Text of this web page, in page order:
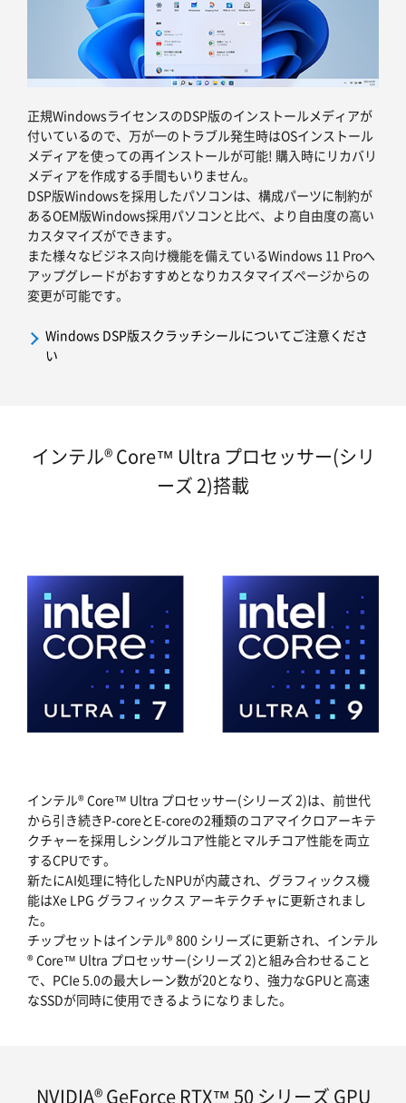
正規WindowsライセンスのDSP版のインストールメディアが
付いているので、万が一のトラブル発生時はOSインストール
メディアを使っての再インストールが可能! 購入時にリカバリ
メディアを作成する手間もいりません。
DSP版Windowsを採用したパソコンは、構成パーツに制約が
あるOEM版Windows採用パソコンと比べ、より自由度の高い
カスタマイズができます。
また様々なビジネス向け機能を備えているWindows 11 Proへ
アップグレードがおすすめとなりカスタマイズページからの
変更が可能です。
Windows DSP版スクラッチシールについてご注意くださ
い
インテル® Core™ Ultra プロセッサー(シリ
ーズ 2)搭載
インテル® Core™ Ultra プロセッサー(シリーズ 2)は、前世代
から引き続きP-coreとE-coreの2種類のコアマイクロアーキテ
クチャーを採用しシングルコア性能とマルチコア性能を両立
するCPUです。
新たにAI処理に特化したNPUが内蔵され、グラフィックス機
能はXe LPG グラフィックス アーキテクチャに更新されまし
た。
チップセットはインテル® 800 シリーズに更新され、インテル
® Core™ Ultra プロセッサー(シリーズ 2)と組み合わせること
で、PCIe 5.0の最大レーン数が20となり、強力なGPUと高速
なSSDが同時に使用できるようになりました。
NVIDIA® GeForce RTX™ 50 シリーズ GPU